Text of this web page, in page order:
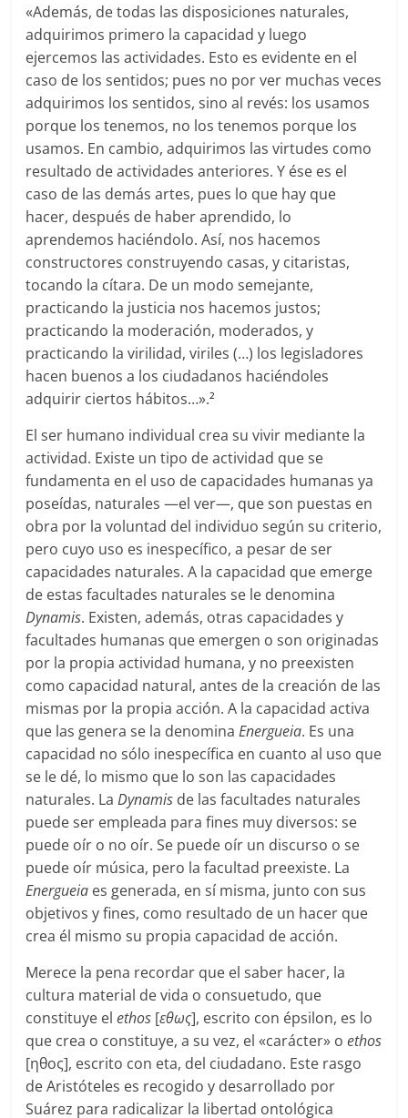
«Además, de todas las disposiciones naturales,
adquirimos primero la capacidad y luego
ejercemos las actividades. Esto es evidente en el
caso de los sentidos; pues no por ver muchas veces
adquirimos los sentidos, sino al revés: los usamos
porque los tenemos, no los tenemos porque los
usamos. En cambio, adquirimos las virtudes como
resultado de actividades anteriores. Y ése es el
caso de las demás artes, pues lo que hay que
hacer, después de haber aprendido, lo
aprendemos haciéndolo. Así, nos hacemos
constructores construyendo casas, y citaristas,
tocando la cítara. De un modo semejante,
practicando la justicia nos hacemos justos;
practicando la moderación, moderados, y
practicando la virilidad, viriles (…) los legisladores
hacen buenos a los ciudadanos haciéndoles
adquirir ciertos hábitos…».2
El ser humano individual crea su vivir mediante la
actividad. Existe un tipo de actividad que se
fundamenta en el uso de capacidades humanas ya
poseídas, naturales —el ver—, que son puestas en
obra por la voluntad del individuo según su criterio,
pero cuyo uso es inespecífico, a pesar de ser
capacidades naturales. A la capacidad que emerge
de estas facultades naturales se le denomina
Dynamis. Existen, además, otras capacidades y
facultades humanas que emergen o son originadas
por la propia actividad humana, y no preexisten
como capacidad natural, antes de la creación de las
mismas por la propia acción. A la capacidad activa
que las genera se la denominaEnergueia. Es una
capacidad no sólo inespecífica en cuanto al uso que
se le dé, lo mismo que lo son las capacidades
naturales. LaDynamis de las facultades naturales
puede ser empleada para fines muy diversos: se
puede oír o no oír. Se puede oír un discurso o se
puede oír música, pero la facultad preexiste. La
Energueia es generada, en sí misma, junto con sus
objetivos y fines, como resultado de un hacer que
crea él mismo su propia capacidad de acción.
Merece la pena recordar que el saber hacer, la
cultura material de vida o consuetudo, que
constituye elethos [εθως], escrito con épsilon, es lo
que crea o constituye, a su vez, el «carácter» οethos
[ηθος], escrito con eta, del ciudadano. Este rasgo
de Aristóteles es recogido y desarrollado por
Suárez para radicalizar la libertad ontológica